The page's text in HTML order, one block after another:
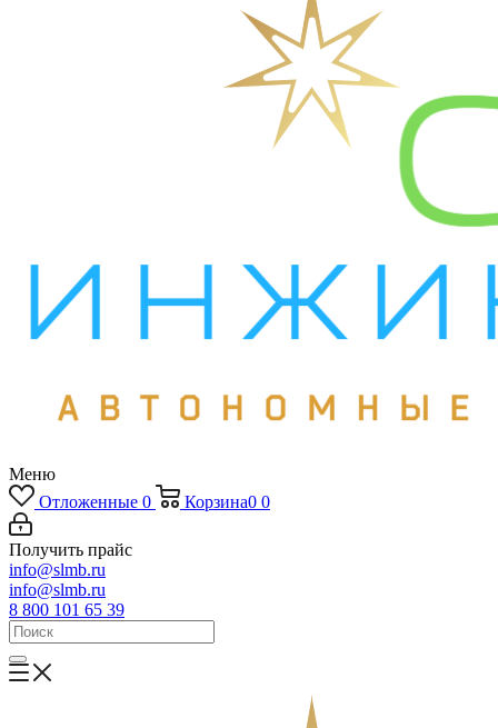
Меню
Отложенные 0 Корзина0 0
Получить прайс
info@slmb.ru
info@slmb.ru
8 800 101 65 39